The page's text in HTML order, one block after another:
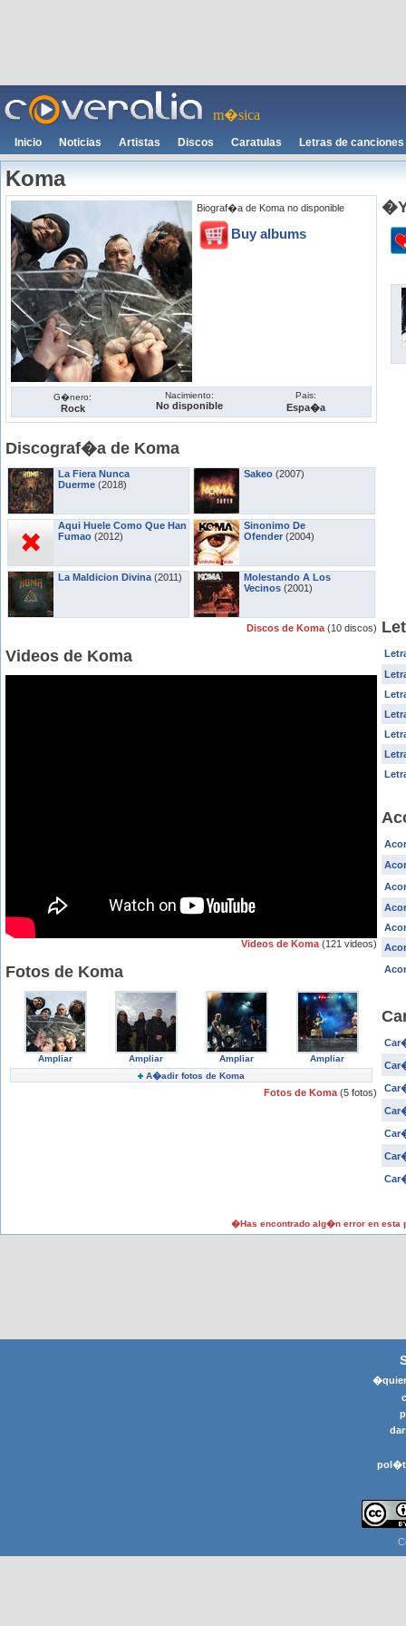
m�sica
Inicio Noticias Artistas Discos Caratulas Letras de canciones
Koma
Biograf�a de Koma no disponible
Buy albums
G�nero:
Rock
Nacimiento:
No disponible
Pais:
Espa�a
Discograf�a de Koma
La Fiera Nunca
Duerme (2018)
Aqui Huele Como Que Han
Fumao (2012)
La Maldicion Divina (2011)
Sakeo (2007)
Sinonimo De
Ofender (2004)
Molestando A Los
Vecinos (2001)
Discos de Koma (10 discos)
Videos de Koma
Videos de Koma (121 videos)
Fotos de Koma
Ampliar Ampliar Ampliar
Ampliar
A�adir fotos de Koma
Fotos de Koma (5 fotos)
�Has encontrado alg�n error en esta